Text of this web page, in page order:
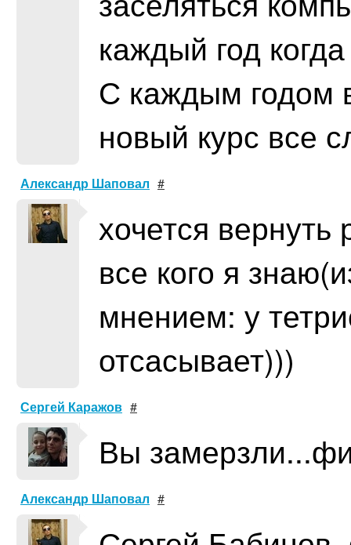
каждый год
С каждым годом
новый курс все
Александр Шаповал #
хочется вернуть
все кого я
мнением: у
отсасывает)))
Сергей Каражов #
Вы
Александр Шаповал #